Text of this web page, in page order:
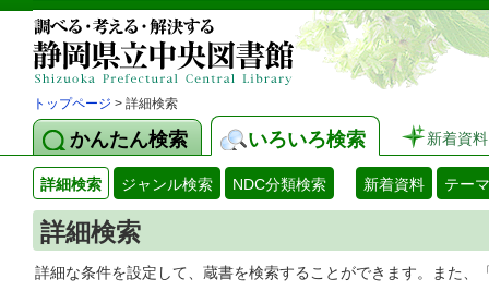
トップページ > 詳細検索
かんたん検索 いろいろ検索 新着資料
詳細検索 ジャンル検索 NDC分類検索 新着資料 テー
詳細検索
詳細な条件を設定して、蔵書を検索することができます。また